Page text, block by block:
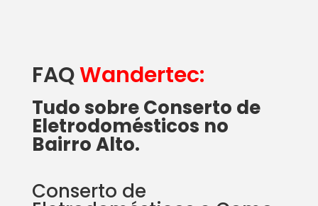
FAQWandertec:
Tudo sobre Conserto de
Eletrodomésticos no
Bairro Alto.
Conserto de